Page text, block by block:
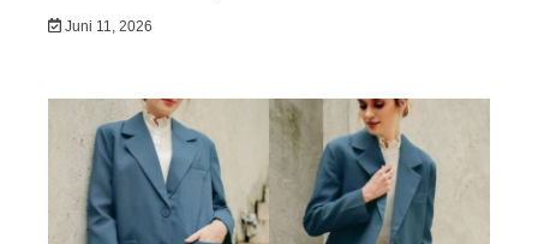
Juni 11, 2026